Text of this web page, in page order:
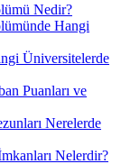
Nedir?
Hangi
Üniversitelerde
Puanları ve
Nerelerde
Nelerdir?